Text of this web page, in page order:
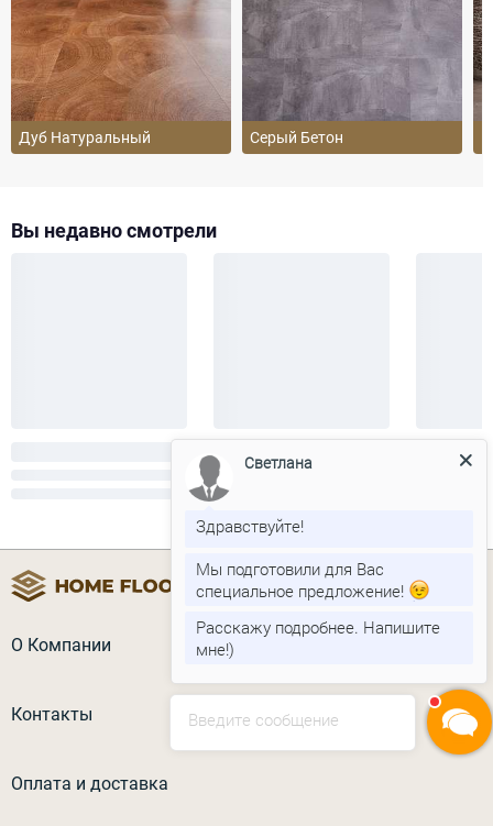
Дуб Натуральный Серый Бетон
Вы недавно смотрели
О Компании
Контакты
Оплата и доставка
Введите сообщение
Светлана
Здравствуйте!
Мы подготовили для Вас
специальное предложение!
Расскажу подробнее. Напишите
мне!)